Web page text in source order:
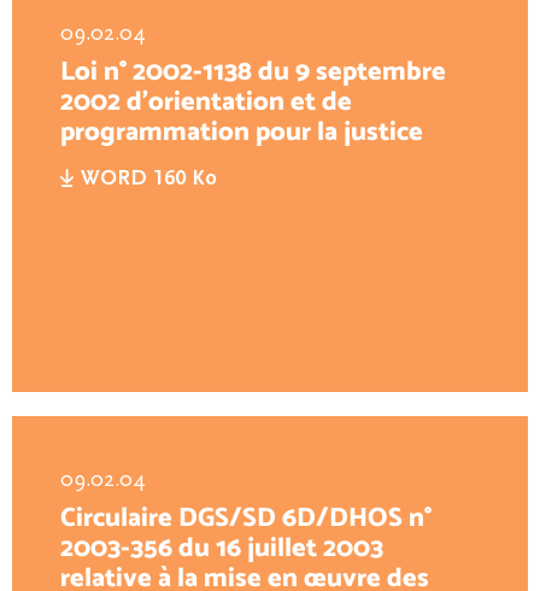
09.02.04
Loi n° 2002-1138 du 9 septembre
2002 d’orientation et de
programmation pour la justice
WORD 160 Ko
09.02.04
Circulaire DGS/SD 6D/DHOS n°
2003-356 du 16 juillet 2003
relative à la mise en œuvre des